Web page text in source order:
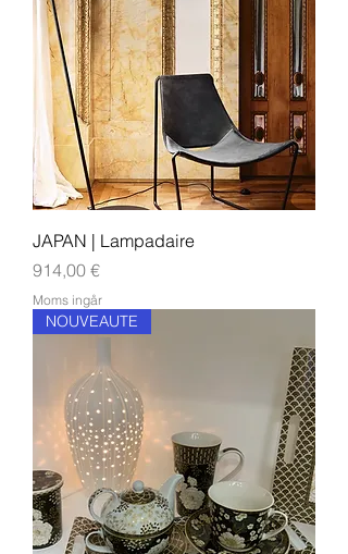
JAPAN | Lampadaire
Pris
914,00 €
Moms ingår
NOUVEAUTE